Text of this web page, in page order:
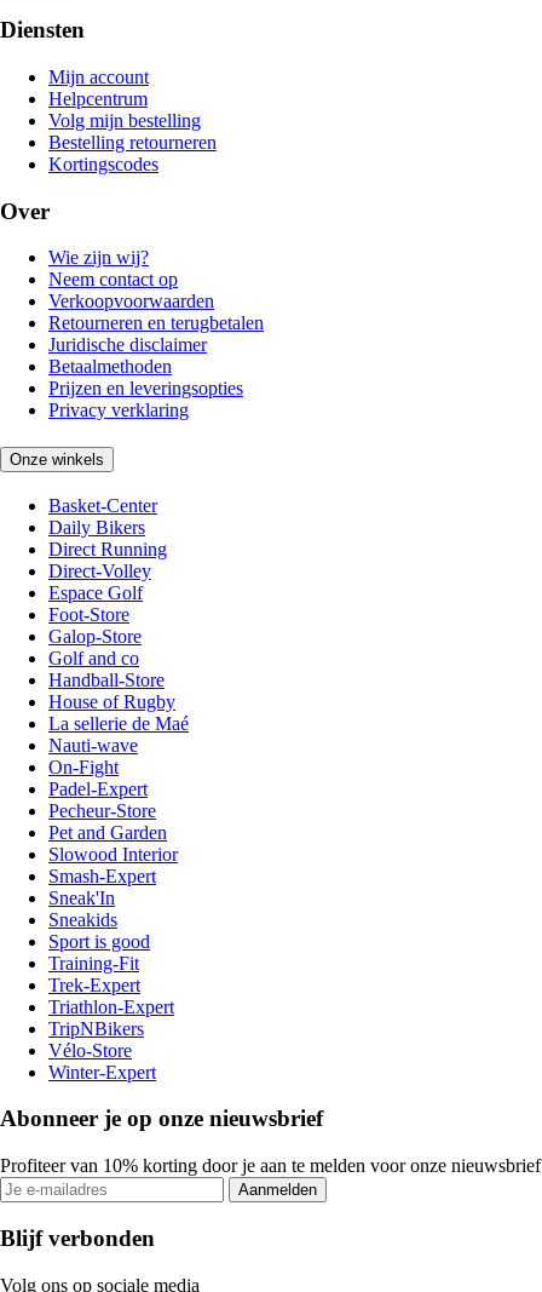
Diensten
Mijn account
Helpcentrum
Volg mijn bestelling
Bestelling retourneren
Kortingscodes
Over
Wie zijn wij?
Neem contact op
Verkoopvoorwaarden
Retourneren en terugbetalen
Juridische disclaimer
Betaalmethoden
Prijzen en leveringsopties
Privacy verklaring
Onze winkels
Basket-Center
Daily Bikers
Direct Running
Direct-Volley
Espace Golf
Foot-Store
Galop-Store
Golf and co
Handball-Store
House of Rugby
La sellerie de Maé
Nauti-wave
On-Fight
Padel-Expert
Pecheur-Store
Pet and Garden
Slowood Interior
Smash-Expert
Sneak'In
Sneakids
Sport is good
Training-Fit
Trek-Expert
Triathlon-Expert
TripNBikers
Vélo-Store
Winter-Expert
Abonneer je op onze nieuwsbrief
Profiteer van 10% korting door je aan te melden voor onze nieuwsbrief
Aanmelden
Blijf verbonden
Volg ons op sociale media